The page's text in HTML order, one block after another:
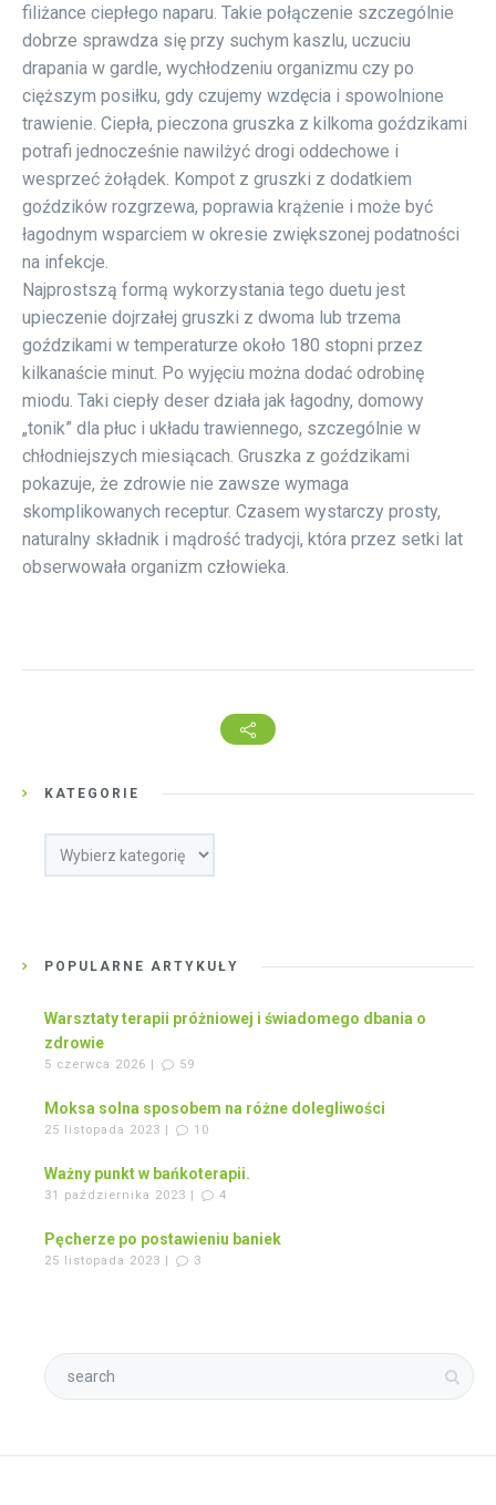
filiżance ciepłego naparu. Takie połączenie szczególnie
dobrze sprawdza się przy suchym kaszlu, uczuciu
drapania w gardle, wychłodzeniu organizmu czy po
cięższym posiłku, gdy czujemy wzdęcia i spowolnione
trawienie. Ciepła, pieczona gruszka z kilkoma goździkami
potrafi jednocześnie nawilżyć drogi oddechowe i
wesprzeć żołądek. Kompot z gruszki z dodatkiem
goździków rozgrzewa, poprawia krążenie i może być
łagodnym wsparciem w okresie zwiększonej podatności
na infekcje.
Najprostszą formą wykorzystania tego duetu jest
upieczenie dojrzałej gruszki z dwoma lub trzema
goździkami w temperaturze około 180 stopni przez
kilkanaście minut. Po wyjęciu można dodać odrobinę
miodu. Taki ciepły deser działa jak łagodny, domowy
„tonik” dla płuc i układu trawiennego, szczególnie w
chłodniejszych miesiącach. Gruszka z goździkami
pokazuje, że zdrowie nie zawsze wymaga
skomplikowanych receptur. Czasem wystarczy prosty,
naturalny składnik i mądrość tradycji, która przez setki lat
obserwowała organizm człowieka.
KATEGORIE
POPULARNE ARTYKUŁY
Warsztaty terapii próżniowej i świadomego dbania o
zdrowie
5 czerwca 2026 | 59
Moksa solna sposobem na różne dolegliwości
25 listopada 2023 | 10
Ważny punkt w bańkoterapii.
31 października 2023 | 4
Pęcherze po postawieniu baniek
25 listopada 2023 | 3